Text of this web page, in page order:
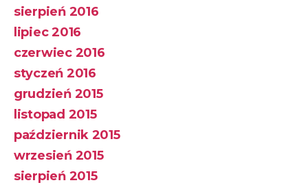
sierpień 2016
lipiec 2016
czerwiec 2016
styczeń 2016
grudzień 2015
listopad 2015
październik 2015
wrzesień 2015
sierpień 2015